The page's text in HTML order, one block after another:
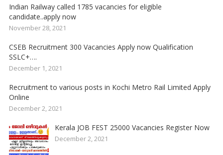
Indian Railway called 1785 vacancies for eligible
candidate..apply now
November 28, 2021
CSEB Recruitment 300 Vacancies Apply now Qualification
SSLC+….
December 1, 2021
Recruitment to various posts in Kochi Metro Rail Limited Apply
Online
December 2, 2021
Kerala JOB FEST 25000 Vacancies Register Now
December 2, 2021